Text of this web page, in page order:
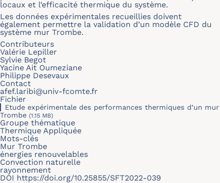
locaux et l’efficacité thermique du système.
Les données expérimentales recueillies doivent
également permettre la validation d’un modèle CFD du
système mur Trombe.
Contributeurs
Valérie Lepiller
Sylvie Begot
Yacine Ait Oumeziane
Philippe Desevaux
Contact
afef.laribi@univ-fcomte.fr
Fichier
Etude expérimentale des performances thermiques d’un mur
Trombe (1.15 MB)
Groupe thématique
Thermique Appliquée
Mots-clés
Mur Trombe
énergies renouvelables
Convection naturelle
rayonnement
DOI https://doi.org/10.25855/SFT2022-039